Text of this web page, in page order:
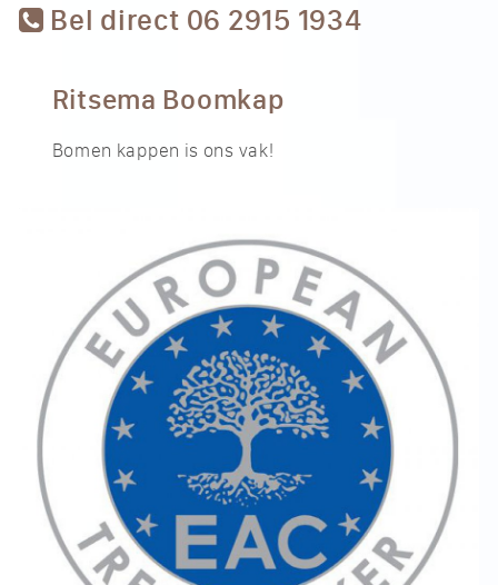
Bel direct 06 2915 1934
Ritsema Boomkap
Bomen kappen is ons vak!